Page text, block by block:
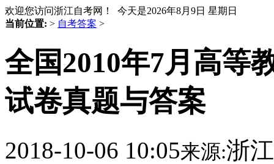
欢迎您访问浙江自考网！ 今天是2026年8月9日 星期日
当前位置: > 自考答案 >
全国2010年7月高等
试卷真题与答案
2018-10-06 10:05来源:浙